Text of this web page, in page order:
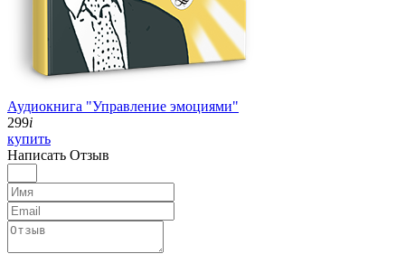
Аудиокнига "Управление эмоциями"
299i
купить
Написать Отзыв